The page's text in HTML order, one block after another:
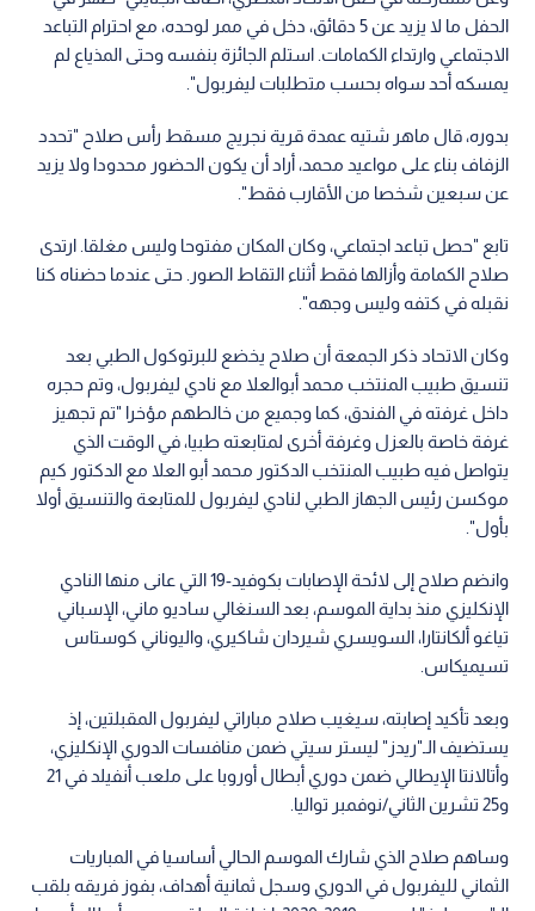
الحفل ما لا يزيد عن 5 دقائق، دخل في ممر لوحده، مع احترام التباعد
الاجتماعي وارتداء الكمامات. استلم الجائزة بنفسه وحتى المذياع لم
يمسكه أحد سواه بحسب متطلبات ليفربول".
بدوره، قال ماهر شتيه عمدة قرية نجريج مسقط رأس صلاح "تحدد
الزفاف بناء على مواعيد محمد، أراد أن يكون الحضور محدودا ولا يزيد
عن سبعين شخصا من الأقارب فقط".
تابع "حصل تباعد اجتماعي، وكان المكان مفتوحا وليس مغلقا. ارتدى
صلاح الكمامة وأزالها فقط أثناء التقاط الصور. حتى عندما حضناه كنا
نقبله في كتفه وليس وجهه".
وكان الاتحاد ذكر الجمعة أن صلاح يخضع للبرتوكول الطبي بعد
تنسيق طبيب المنتخب محمد أبوالعلا مع نادي ليفربول، وتم حجره
داخل غرفته في الفندق، كما وجميع من خالطهم مؤخرا "تم تجهيز
غرفة خاصة بالعزل وغرفة أخرى لمتابعته طبيا، في الوقت الذي
يتواصل فيه طبيب المنتخب الدكتور محمد أبو العلا مع الدكتور كيم
موكسن رئيس الجهاز الطبي لنادي ليفربول للمتابعة والتنسيق أولا
بأول".
وانضم صلاح إلى لائحة الإصابات بكوفيد-19 التي عانى منها النادي
الإنكليزي منذ بداية الموسم، بعد السنغالي ساديو ماني، الإسباني
تياغو ألكانتارا، السويسري شيردان شاكيري، واليوناني كوستاس
تسيميكاس.
وبعد تأكيد إصابته، سيغيب صلاح مباراتي ليفربول المقبلتين، إذ
يستضيف الـ"ريدز" ليستر سيتي ضمن منافسات الدوري الإنكليزي،
وأتالانتا الإيطالي ضمن دوري أبطال أوروبا على ملعب أنفيلد في 21
و25 تشرين الثاني/نوفمبر تواليا.
وساهم صلاح الذي شارك الموسم الحالي أساسيا في المباريات
الثماني لليفربول في الدوري وسجل ثمانية أهداف، بفوز فريقه بلقب